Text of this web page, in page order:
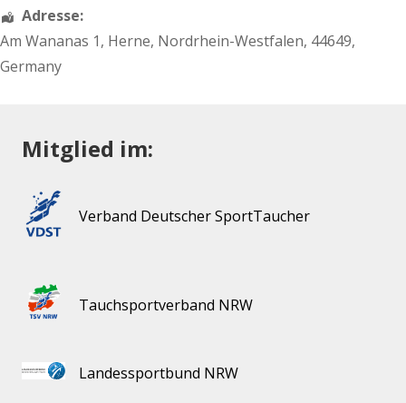
Adresse:
Am Wananas 1, Herne, Nordrhein-Westfalen, 44649,
Germany
Mitglied im:
Verband Deutscher SportTaucher
Tauchsportverband NRW
Landessportbund NRW